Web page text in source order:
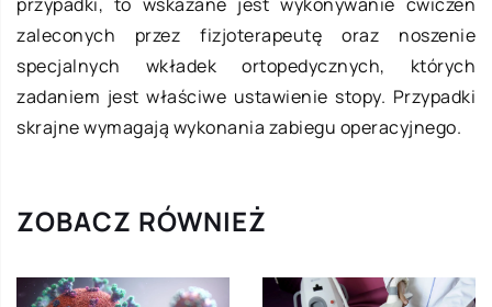
zaleconych przez fizjoterapeutę oraz noszenie
specjalnych wkładek ortopedycznych, których
zadaniem jest właściwe ustawienie stopy. Przypadki
skrajne wymagają wykonania zabiegu operacyjnego.
ZOBACZ RÓWNIEŻ